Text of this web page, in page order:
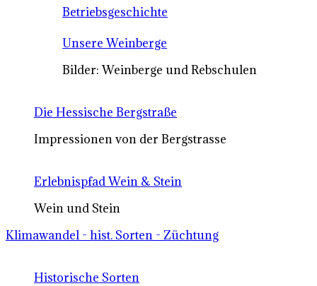
Betriebsgeschichte
Unsere Weinberge
Bilder: Weinberge und Rebschulen
Die Hessische Bergstraße
Impressionen von der Bergstrasse
Erlebnispfad Wein & Stein
Wein und Stein
Klimawandel - hist. Sorten - Züchtung
Historische Sorten